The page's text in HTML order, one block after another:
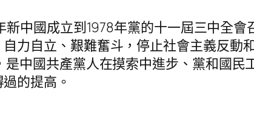
國成立到1978年黨的十一屆三中全會
力自立、艱難奮斗，停止社會主義反
是中國共產黨人在摸索中進步、黨和國
的提高。